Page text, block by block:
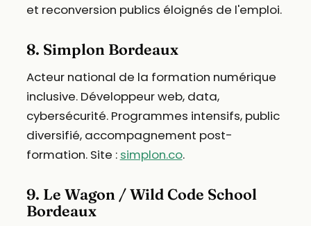
et reconversion publics éloignés de l'emploi.
8. Simplon Bordeaux
Acteur national de la formation numérique
inclusive. Développeur web, data,
cybersécurité. Programmes intensifs, public
diversifié, accompagnement post-
formation. Site : simplon.co.
9. Le Wagon / Wild Code School
Bordeaux